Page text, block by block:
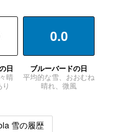
日
晴
0.0
ブルーバードの日
平均的な雪、おおむね
晴れ、微風
雪の履歴